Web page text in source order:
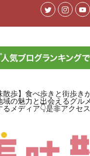
散歩】食べ歩きと街歩き
域の魅力と出会えるグル
るメディア👇是非アクセ